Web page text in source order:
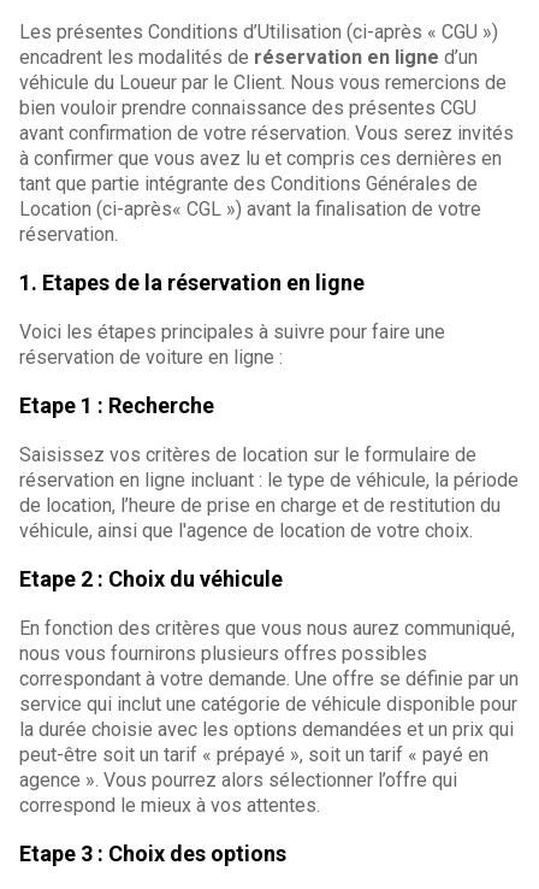
Les présentes Conditions d’Utilisation (ci-après « CGU »)
encadrent les modalités de réservation en ligne d’un
véhicule du Loueur par le Client. Nous vous remercions de
bien vouloir prendre connaissance des présentes CGU
avant confirmation de votre réservation. Vous serez invités
à confirmer que vous avez lu et compris ces dernières en
tant que partie intégrante des Conditions Générales de
Location (ci-après« CGL ») avant la finalisation de votre
réservation.
1. Etapes de la réservation en ligne
Voici les étapes principales à suivre pour faire une
réservation de voiture en ligne :
Etape 1 : Recherche
Saisissez vos critères de location sur le formulaire de
réservation en ligne incluant : le type de véhicule, la période
de location, l’heure de prise en charge et de restitution du
véhicule, ainsi que l'agence de location de votre choix.
Etape 2 : Choix du véhicule
En fonction des critères que vous nous aurez communiqué,
nous vous fournirons plusieurs offres possibles
correspondant à votre demande. Une offre se définie par un
service qui inclut une catégorie de véhicule disponible pour
la durée choisie avec les options demandées et un prix qui
peut-être soit un tarif « prépayé », soit un tarif « payé en
agence ». Vous pourrez alors sélectionner l’offre qui
correspond le mieux à vos attentes.
Etape 3 : Choix des options